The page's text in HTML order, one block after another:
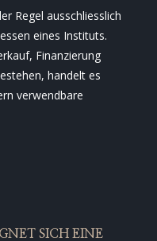
Regel ausschliesslich
eines Instituts.
Finanzierung
handelt es
verwendbare
SICH EINE